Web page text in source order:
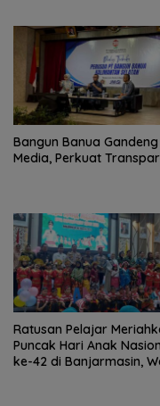
Bangun Banua Gandeng
Media, Perkuat
Ratusan Pelajar
Puncak Hari Anak
ke-42 di Banjarmasin,